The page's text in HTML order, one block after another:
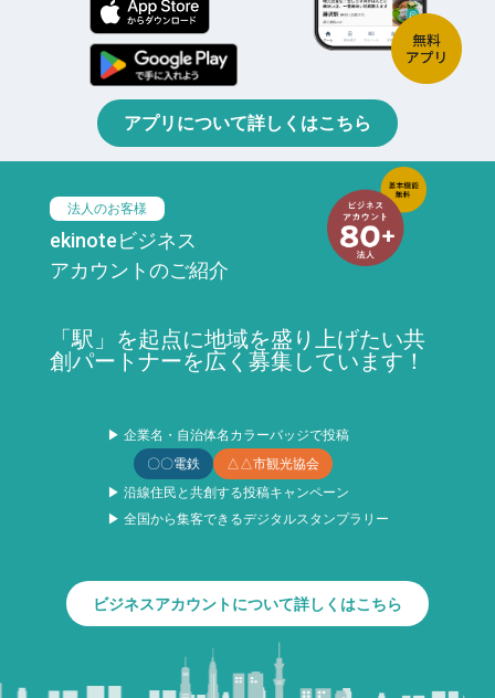
アプリについて詳しくはこちら
法人のお客様
ekinoteビジネス
アカウントのご紹介
「駅」を起点に地域を盛り上げたい共
創パートナーを広く募集しています！
▶ 企業名・自治体名カラーバッジで投稿
〇〇電鉄
△△市観光協会
▶ 沿線住民と共創する投稿キャンペーン
▶ 全国から集客できるデジタルスタンプラリー
ビジネスアカウントについて詳しくはこちら